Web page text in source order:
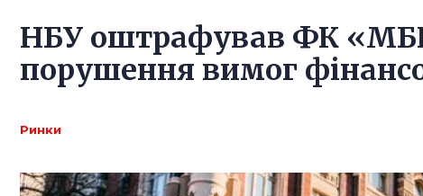
НБУ оштрафував ФК
порушення вимог
Ринки